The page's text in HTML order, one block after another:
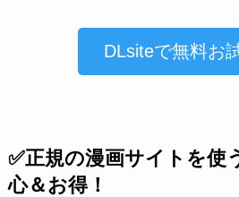
DLsiteで無料お
✅正規の漫画サイトを使
心＆お得！